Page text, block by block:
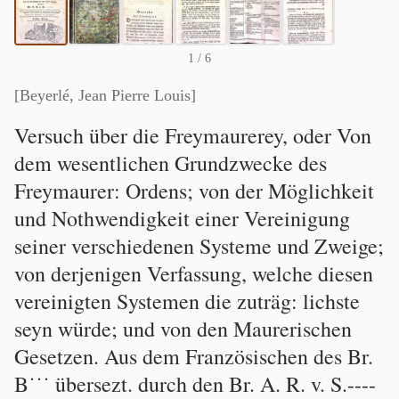
1 / 6
[Beyerlé, Jean Pierre Louis]
Versuch über die Freymaurerey, oder Von
dem wesentlichen Grundzwecke des
Freymaurer: Ordens; von der Möglichkeit
und Nothwendigkeit einer Vereinigung
seiner verschiedenen Systeme und Zweige;
von derjenigen Verfassung, welche diesen
vereinigten Systemen die zuträg: lichste
seyn würde; und von den Maurerischen
Gesetzen. Aus dem Französischen des Br.
B˙˙˙ übersezt. durch den Br. A. R. v. S.----